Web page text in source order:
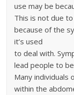
use may be
This is not due
because of the
it’s used
to deal with.
lead people to
Many individuals
within the